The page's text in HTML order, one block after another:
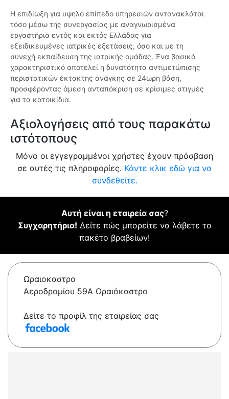
Η επιδίωξη για υψηλό επίπεδο υπηρεσιών αντανακλάται
τόσο μέσω της συνεργασίας με αναγνωρισμένα
εργαστήρια εντός και εκτός Ελλάδας για
εξειδικευμένες ιατρικές εξετάσεις, όσο και με τη
συνεχή εκπαίδευση της ιατρικής ομάδας. Ένα βασικό
χαρακτηριστικό αποτελεί η δυνατότητα αντιμετώπισης
περιστατικών έκτακτης ανάγκης σε 24ωρη βάση,
προσφέροντας άμεση ανταπόκριση σε κρίσιμες στιγμές
για τα κατοικίδια.
Αξιολογήσεις από τους παρακάτω
ιστότοπους
Μόνο οι εγγεγραμμένοι χρήστες έχουν πρόσβαση
σε αυτές τις πληροφορίες. Κάντε κλικ εδώ για να
συνδεθείτε.
Αυτή είναι η εταιρεία σας?
Συγχαρητήρια! Δείτε πώς μπορείτε να λάβετε το
πακέτο βραβείων!
Ωραιοκαστρο
Αεροδρομίου 59Α Ωραιόκαστρο
Δείτε το προφίλ της εταιρείας σας